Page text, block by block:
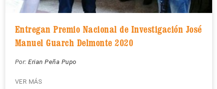
Entregan Premio Nacional de Investigación José
Manuel Guarch Delmonte 2020
Por: Erian Peña Pupo
VER MÁS